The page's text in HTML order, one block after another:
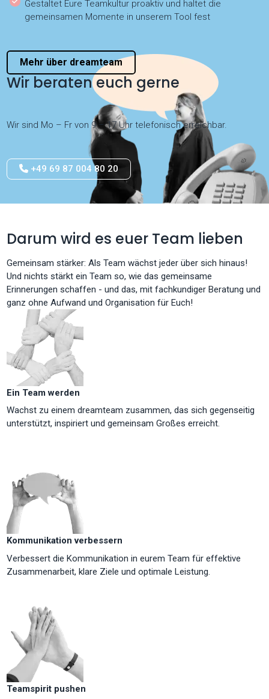
Gestaltet Eure Teamkultur proaktiv und haltet die
gemeinsamen Momente in unserem Tool fest
Mehr über dreamteam
Wir beraten euch gerne
Wir sind Mo – Fr von 9 – 17 Uhr telefonisch erreichbar.
+49 69 87 004 80 20
Darum wird es euer Team lieben
Gemeinsam stärker: Als Team wächst jeder über sich hinaus!
Und nichts stärkt ein Team so, wie das gemeinsame
Erinnerungen schaffen - und das, mit fachkundiger Beratung und
ganz ohne Aufwand und Organisation für Euch!
Ein Team werden
Wachst zu einem dreamteam zusammen, das sich gegenseitig
unterstützt, inspiriert und gemeinsam Großes erreicht.
Kommunikation verbessern
Verbessert die Kommunikation in eurem Team für effektive
Zusammenarbeit, klare Ziele und optimale Leistung.
Teamspirit pushen